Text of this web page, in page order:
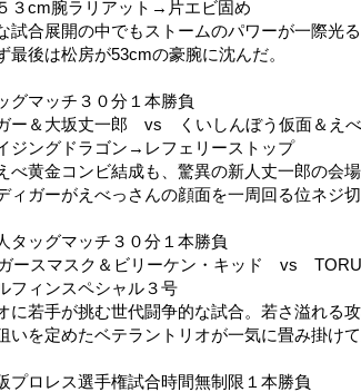
３cm腕ラリアット→片エビ固め
試合展開の中でもストームのパワーが一際光
最後は松房が53cmの豪腕に沈んだ。
マッチ３０分１本勝負
ー＆大坂丈一郎 vs くいしんぼう仮面＆え
ジングドラゴン→レフェリーストップ
べ黄金コンビ結成も、驚異の新人丈一郎の会
ィガーがえべっさんの顔面を一周回る位ネジ
ッグマッチ３０分１本勝負
ースマスク＆ビリーケン・キッド vs TORU
フィンスペシャル３号
に若手が挑む世代闘争的な試合。若さ溢れる
いを定めたベテラントリオが一気に畳み掛けて
ロレス選手権試合時間無制限１本勝負